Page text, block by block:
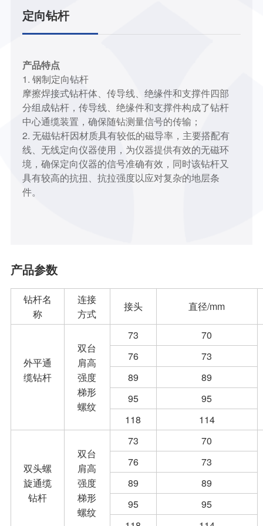
定向钻杆
产品特点
1. 钢制定向钻杆
摩擦焊接式钻杆体、传导线、绝缘件和支撑件四部
分组成钻杆，传导线、绝缘件和支撑件构成了钻杆
中心通缆装置，确保随钻测量信号的传输；
2. 无磁钻杆因材质具有较低的磁导率，主要搭配有
线、无线定向仪器使用，为仪器提供有效的无磁环
境，确保定向仪器的信号准确有效，同时该钻杆又
具有较高的抗扭、抗拉强度以应对复杂的地层条
件。
产品参数
钻杆名
称
连接
方式
接头 直径/mm
外平通
缆钻杆
双台
肩高
强度
梯形
螺纹
73
70
76
73
89
89
95
95
118
114
双头螺
旋通缆
钻杆
双台
肩高
强度
梯形
螺纹
73
70
76
73
89
89
95
95